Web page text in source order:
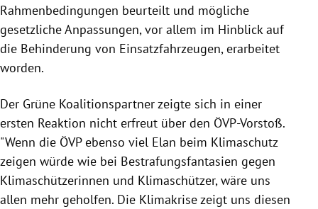
Rahmenbedingungen beurteilt und mögliche
gesetzliche Anpassungen, vor allem im Hinblick auf
die Behinderung von Einsatzfahrzeugen, erarbeitet
worden.
Der Grüne Koalitionspartner zeigte sich in einer
ersten Reaktion nicht erfreut über den ÖVP-Vorstoß.
"Wenn die ÖVP ebenso viel Elan beim Klimaschutz
zeigen würde wie bei Bestrafungsfantasien gegen
Klimaschützerinnen und Klimaschützer, wäre uns
allen mehr geholfen. Die Klimakrise zeigt uns diesen